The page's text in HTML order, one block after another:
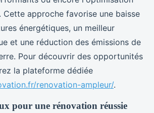
approche favorise une baisse
énergétiques, un meilleur
et une réduction des émissions de
Pour découvrir des opportunités
la plateforme dédiée
renovation-ampleur/.
pour une rénovation réussie